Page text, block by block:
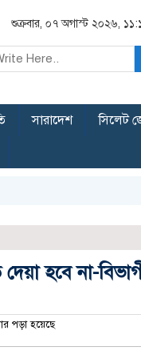
শুক্রবার, ০৭ অগাস্ট ২০২৬,
সারাদেশ সিলেট
হবে না-
পড়া হয়েছে